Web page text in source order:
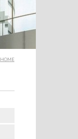
HOME